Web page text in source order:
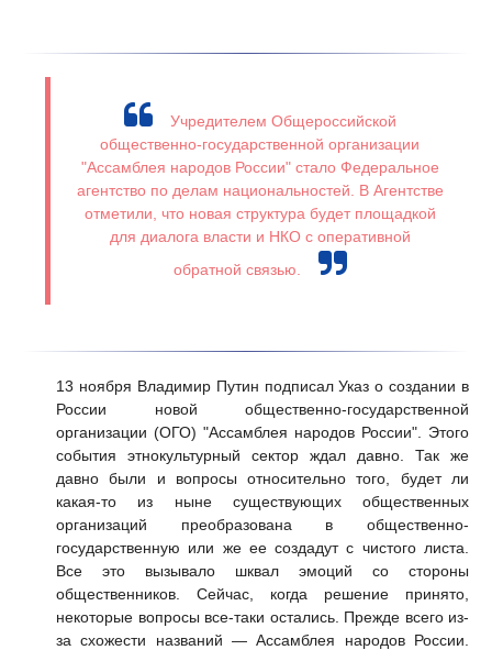
Учредителем Общероссийской
общественно-государственной организации
"Ассамблея народов России" стало Федеральное
агентство по делам национальностей. В Агентстве
отметили, что новая структура будет площадкой
для диалога власти и НКО с оперативной
обратной связью.
13 ноября Владимир Путин подписал Указ о создании в
России новой общественно-государственной
организации (ОГО) "Ассамблея народов России". Этого
события этнокультурный сектор ждал давно. Так же
давно были и вопросы относительно того, будет ли
какая-то из ныне существующих общественных
организаций преобразована в общественно-
государственную или же ее создадут с чистого листа.
Все это вызывало шквал эмоций со стороны
общественников. Сейчас, когда решение принято,
некоторые вопросы все-таки остались. Прежде всего из-
за схожести названий — Ассамблея народов России.